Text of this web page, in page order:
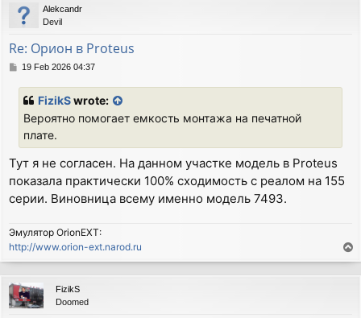
Alekcandr
Devil
Re: Орион в Proteus
P19 Feb 2026 04:37
FizikSwrote:
Вероятно помогает емкость монтажа на печатной
плате.
Тут я не согласен. На данном участке модель в Proteus
показала практически 100% сходимость с реалом на 155
серии. Виновница всему именно модель 7493.
Эмулятор OrionEXT:
http://www.orion-ext.narod.ru
o
p
FizikS
Doomed